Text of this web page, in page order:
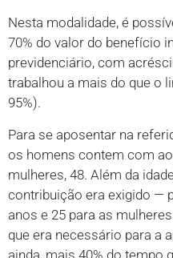
Nesta modalidade, é
70% do valor do benefício
previdenciário, com
trabalhou a mais do que o
95%).
Para se aposentar na
os homens contem com
mulheres, 48. Além da
contribuição era exigido —
anos e 25 para as
que era necessário para a
ainda, mais 40% do tempo